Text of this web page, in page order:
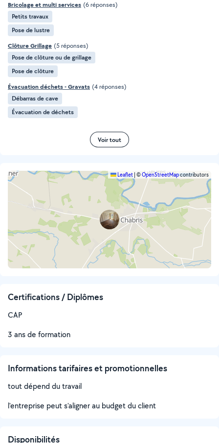
Bricolage et multi services (6 réponses)
Petits travaux
Pose de lustre
Clôture Grillage (5 réponses)
Pose de clôture ou de grillage
Pose de clôture
Évacuation déchets - Gravats (4 réponses)
Débarras de cave
Évacuation de déchets
Voir tout
Leaflet ©OpenStreetMapcontributors
Certifications / Diplômes
CAP
3 ans de formation
Informations tarifaires et promotionnelles
tout dépend du travail
l'entreprise peut s'aligner au budget du client
Disponibilités